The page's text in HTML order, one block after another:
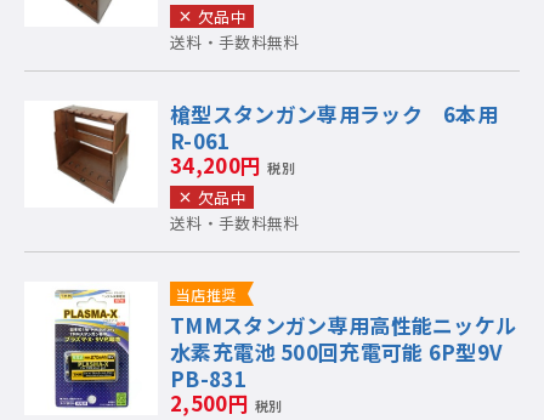
欠品中
送料・手数料無料
槍型スタンガン専用ラック 6本用
R-061
34,200円 税別
欠品中
送料・手数料無料
当店推奨
TMMスタンガン専用高性能ニッケル
水素充電池 500回充電可能 6P型9V
PB-831
2,500円 税別